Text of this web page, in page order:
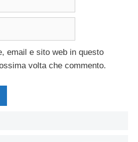
email e sito web in questo
volta che commento.